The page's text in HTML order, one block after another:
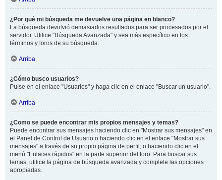
¿Por qué mi búsqueda me devuelve una página en blanco?
La búsqueda devolvió demasiados resultados para ser procesados por el
servidor. Utilice "Búsqueda Avanzada" y sea más específico en los
términos y foros de su búsqueda.
Arriba
¿Cómo busco usuarios?
Pulse en el enlace "Usuarios" y haga clic en el enlace "Buscar un usuario".
Arriba
¿Como se puede encontrar mis propios mensajes y temas?
Puede encontrar sus mensajes haciendo clic en "Mostrar sus mensajes" en
el Panel de Control de Usuario o haciendo clic en el enlace "Mostrar sus
mensajes" a través de su propio página de perfil, o haciendo clic en el
menú "Enlaces rápidos" en la parte superior del foro. Para buscar sus
temas, utilice la página de búsqueda avanzada y complete las opciones
apropiadas.